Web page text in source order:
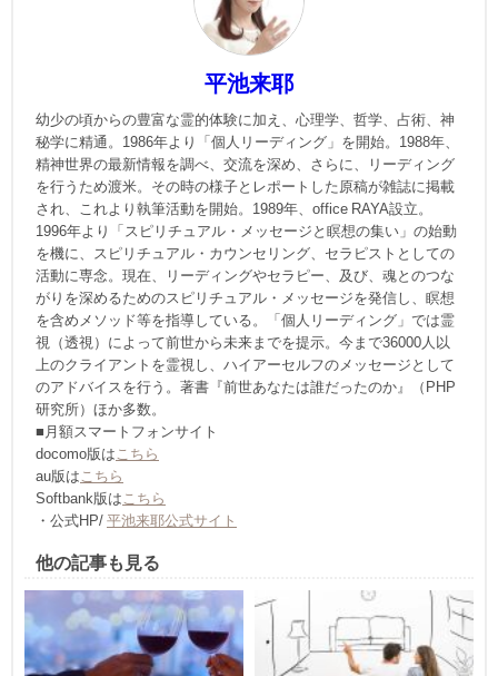
平池来耶
幼少の頃からの豊富な霊的体験に加え、心理学、哲学、占術、神
秘学に精通。1986年より「個人リーディング」を開始。1988年、
精神世界の最新情報を調べ、交流を深め、さらに、リーディング
を行うため渡米。その時の様子とレポートした原稿が雑誌に掲載
され、これより執筆活動を開始。1989年、office RAYA設立。
1996年より「スピリチュアル・メッセージと瞑想の集い」の始動
を機に、スピリチュアル・カウンセリング、セラピストとしての
活動に専念。現在、リーディングやセラピー、及び、魂とのつな
がりを深めるためのスピリチュアル・メッセージを発信し、瞑想
を含めメソッド等を指導している。「個人リーディング」では霊
視（透視）によって前世から未来までを提示。今まで36000人以
上のクライアントを霊視し、ハイアーセルフのメッセージとして
のアドバイスを行う。著書『前世あなたは誰だったのか』（PHP
研究所）ほか多数。
■月額スマートフォンサイト
docomo版は こちら
au版は こちら
Softbank版は こちら
・公式HP/ 平池来耶公式サイト
他の記事も見る